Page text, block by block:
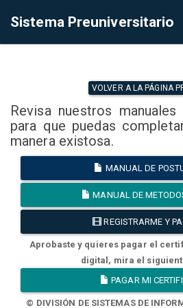
Sistema Preuniversitario
VOLVER A LA PÁGINA
Revisa nuestros
para que puedas
manera existosa.
MANUAL DE
MANUAL DE
REGISTRARME Y
Aprobaste y quieres pagar el
digital, mira el
PAGAR MI
© DIVISIÓN DE SISTEMAS DE